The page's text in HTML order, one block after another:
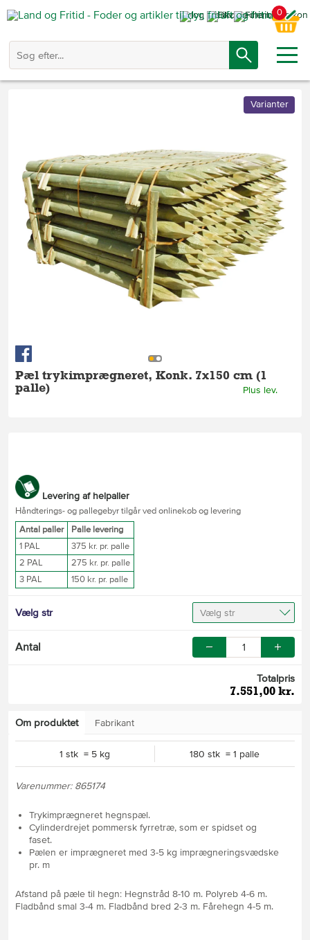
0
Pæl trykimprægneret, Konk. 7x150 cm (1
palle)
Plus lev.
Varianter
Levering af helpaller
Håndterings- og pallegebyr tilgår ved onlinekøb og levering
Antal paller
Palle levering
1 PAL
375 kr. pr. palle
2 PAL
275 kr. pr. palle
3 PAL
150 kr. pr. palle
Vælg str Vælg str
Antal
Totalpris
7.551,00 kr.
Om produktet Fabrikant
1 stk = 5 kg 180 stk = 1 palle
Varenummer: 865174
Trykimprægneret hegnspæl.
Cylinderdrejet pommersk fyrretræ, som er spidset og
faset.
Pælen er imprægneret med 3-5 kg imprægneringsvædske
pr. m
Afstand på pæle til hegn: Hegnstråd 8-10 m. Polyreb 4-6 m.
Fladbånd smal 3-4 m. Fladbånd bred 2-3 m. Fårehegn 4-5 m.